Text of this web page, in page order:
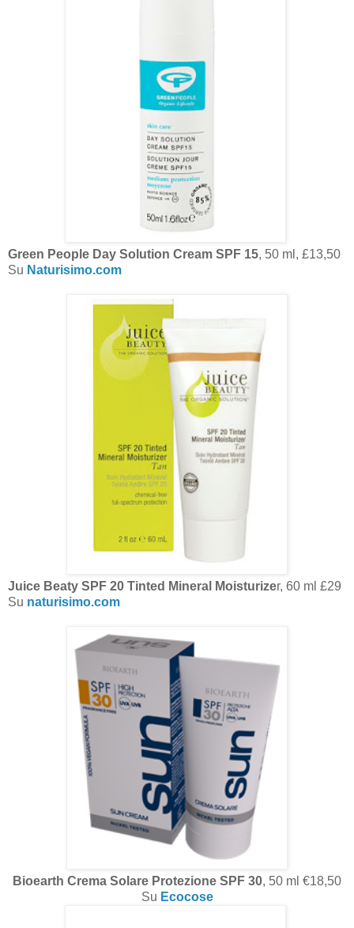
Green People Day Solution Cream SPF 15, 50 ml, £13,50
Su Naturisimo.com
Juice Beaty SPF 20 Tinted Mineral Moisturizer, 60 ml £29
Su naturisimo.com
Bioearth Crema Solare Protezione SPF 30, 50 ml €18,50
Su Ecocose